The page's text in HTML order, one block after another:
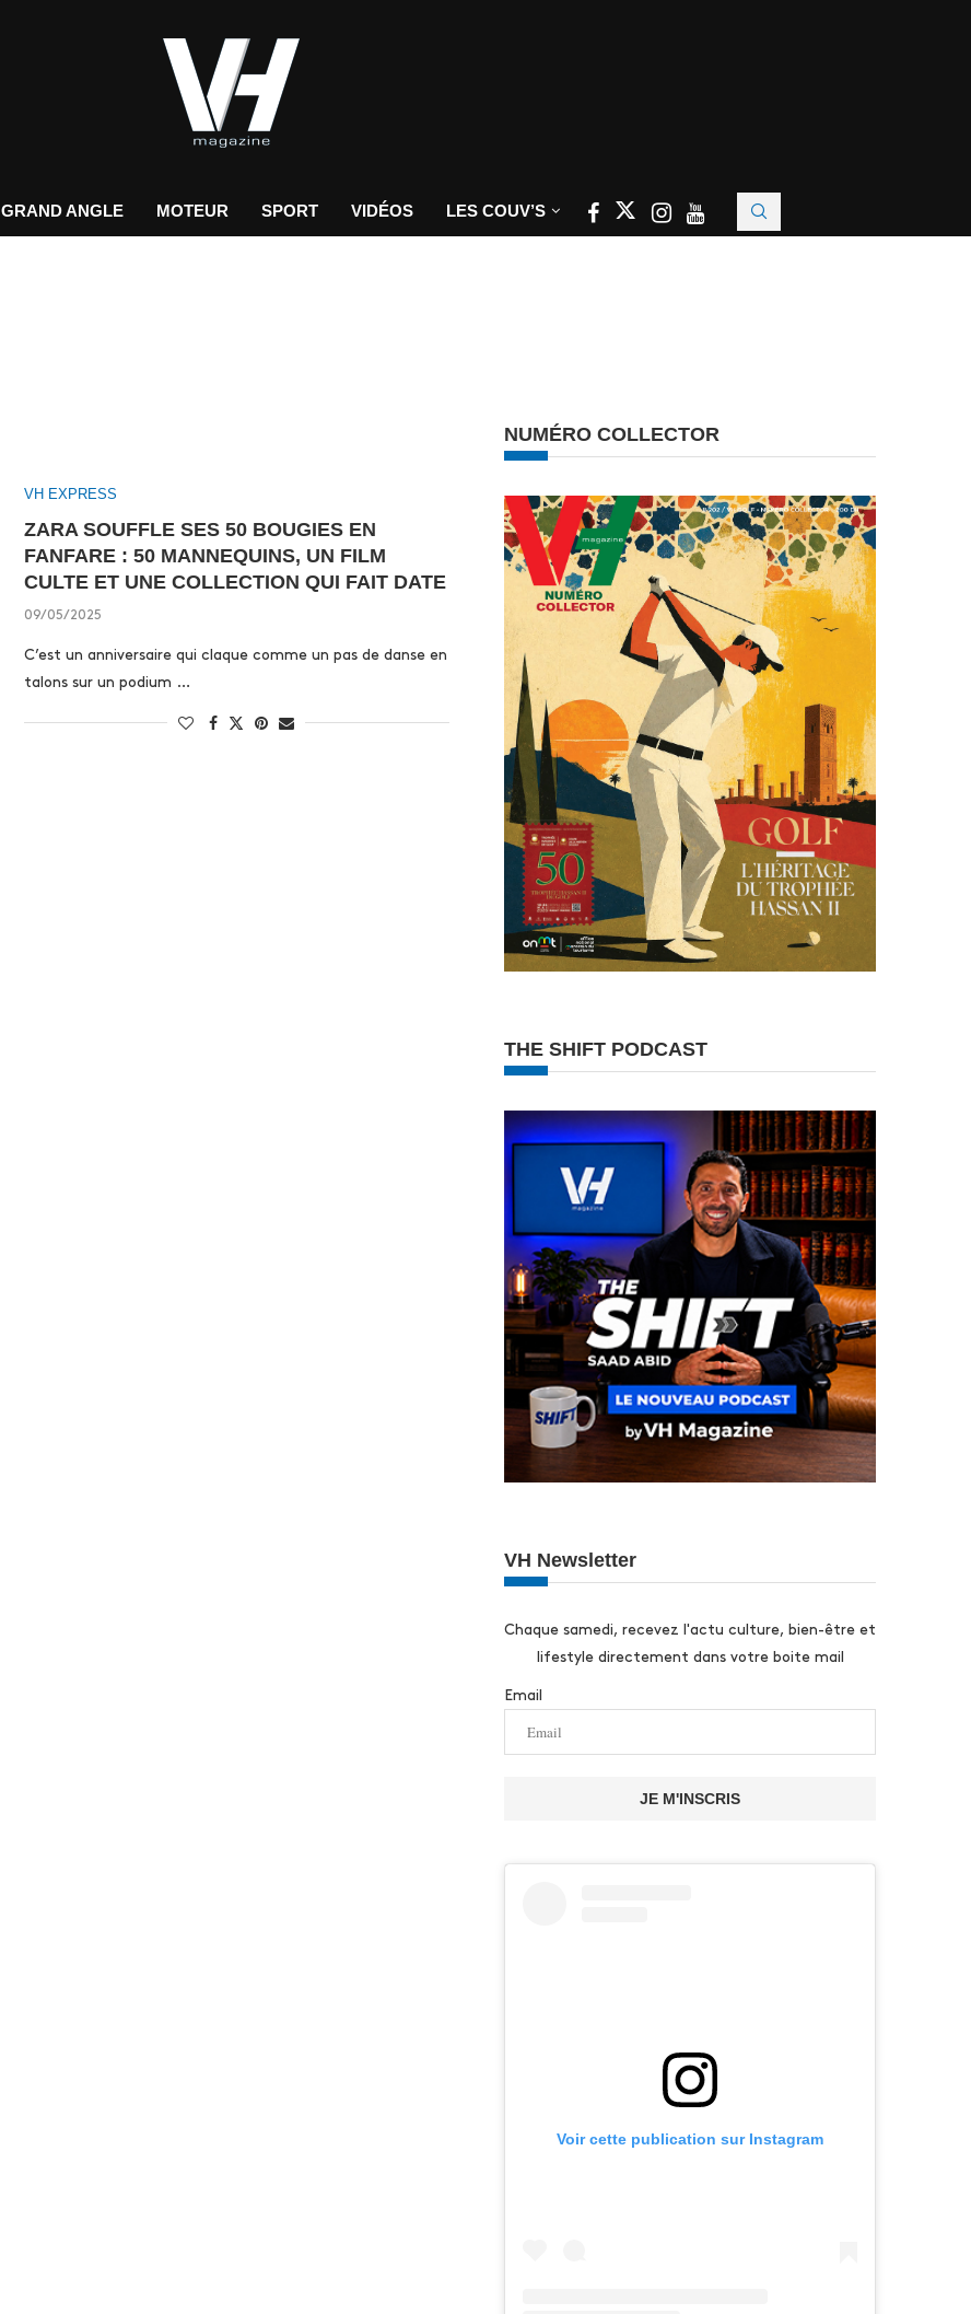
GRAND ANGLE MOTEUR SPORT VIDÉOS LES COUV’S
VH EXPRESS
ZARA SOUFFLE SES 50 BOUGIES EN
FANFARE : 50 MANNEQUINS, UN FILM
CULTE ET UNE COLLECTION QUI FAIT DATE
09/05/2025
C’est un anniversaire qui claque comme un pas de danse en
talons sur un podium …
NUMÉRO COLLECTOR
THE SHIFT PODCAST
VH Newsletter
Chaque samedi, recevez l'actu culture, bien-être et
lifestyle directement dans votre boite mail
Email
JE M'INSCRIS
Voir cette publication sur Instagram